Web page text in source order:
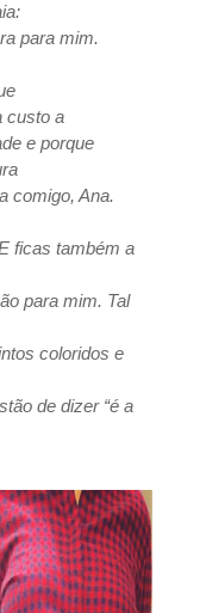
para mim.
custo a
e porque
comigo, Ana.
ficas também a
para mim. Tal
coloridos e
de dizer “é a